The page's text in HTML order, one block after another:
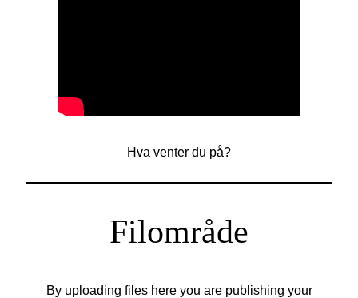
Hva venter du på?
Filområde
By uploading files here you are publishing your